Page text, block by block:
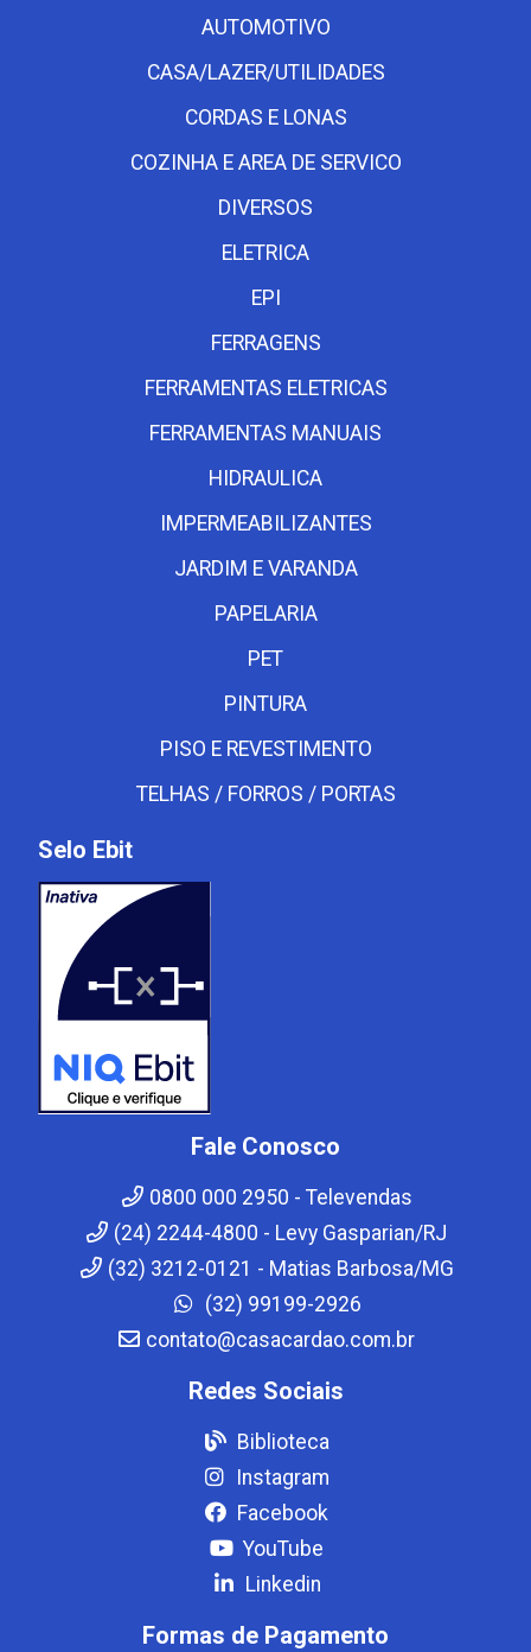
AUTOMOTIVO
CASA/LAZER/UTILIDADES
CORDAS E LONAS
COZINHA E AREA DE SERVICO
DIVERSOS
ELETRICA
EPI
FERRAGENS
FERRAMENTAS ELETRICAS
FERRAMENTAS MANUAIS
HIDRAULICA
IMPERMEABILIZANTES
JARDIM E VARANDA
PAPELARIA
PET
PINTURA
PISO E REVESTIMENTO
TELHAS / FORROS / PORTAS
Selo Ebit
Fale Conosco
0800 000 2950 - Televendas
(24) 2244-4800 - Levy Gasparian/RJ
(32) 3212-0121 - Matias Barbosa/MG
(32) 99199-2926
contato@casacardao.com.br
Redes Sociais
Biblioteca
Instagram
Facebook
YouTube
Linkedin
Formas de Pagamento